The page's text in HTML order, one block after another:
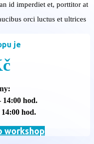
id imperdiet et, porttitor at
orci luctus et ultrices
je
14:00 hod.
14:00 hod.
workshop